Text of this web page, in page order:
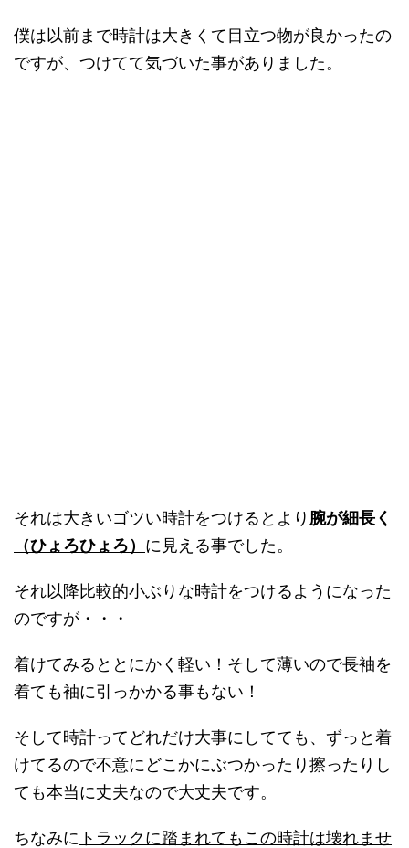
僕は以前まで時計は大きくて目立つ物が良かったの
ですが、つけてて気づいた事がありました。
それは大きいゴツい時計をつけるとより 腕が細長く
（ひょろひょろ） に見える事でした。
それ以降比較的小ぶりな時計をつけるようになった
のですが・・・
着けてみるととにかく軽い！そして薄いので長袖を
着ても袖に引っかかる事もない！
そして時計ってどれだけ大事にしてても、ずっと着
けてるので不意にどこかにぶつかったり擦ったりし
ても本当に丈夫なので大丈夫です。
ちなみに トラックに踏まれてもこの時計は壊れませ